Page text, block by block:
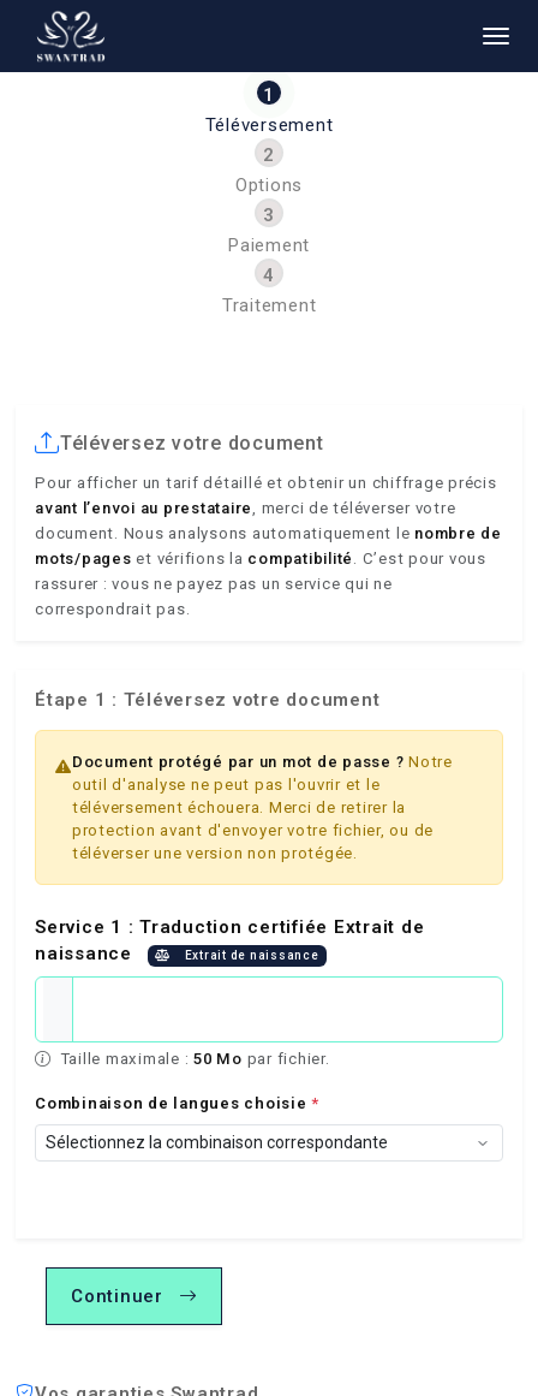
Téléversement
Options
Paiement
Traitement
Téléversez votre document
Pour afficher un tarif détaillé et obtenir un chiffrage précis
avant l’envoi au prestataire, merci de téléverser votre
document. Nous analysons automatiquement le nombre de
mots/pages et vérifions la compatibilité . C’est pour vous
rassurer : vous ne payez pas un service qui ne
correspondrait pas.
Étape 1 : Téléversez votre document
Document protégé par un mot de passe ? Notre
outil d'analyse ne peut pas l'ouvrir et le
téléversement échouera. Merci de retirer la
protection avant d'envoyer votre fichier, ou de
téléverser une version non protégée.
Service 1 : Traduction certifiée Extrait de
naissance
Extrait de naissance
Taille maximale : 50 Mo par fichier.
Combinaison de langues choisie*
Continuer